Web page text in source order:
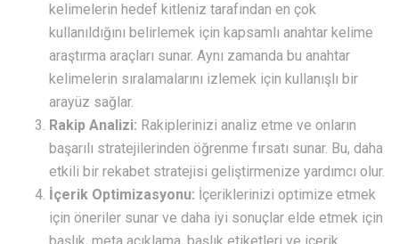
kelimelerin hedef kitleniz tarafından en çok
kullanıldığını belirlemek için kapsamlı anahtar kelime
araştırma araçları sunar. Aynı zamanda bu anahtar
kelimelerin sıralamalarını izlemek için kullanışlı bir
arayüz sağlar.
Rakip Analizi: Rakiplerinizi analiz etme ve onların
başarılı stratejilerinden öğrenme fırsatı sunar. Bu, daha
etkili bir rekabet stratejisi geliştirmenize yardımcı olur.
İçerik Optimizasyonu: İçeriklerinizi optimize etmek
için öneriler sunar ve daha iyi sonuçlar elde etmek için